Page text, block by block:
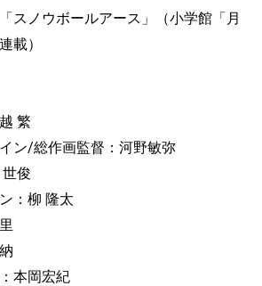
スノウボールアース」（小学館「月
載）
繁
ン/総作画監督：河野敏弥
俊
：柳 隆太
本岡宏紀